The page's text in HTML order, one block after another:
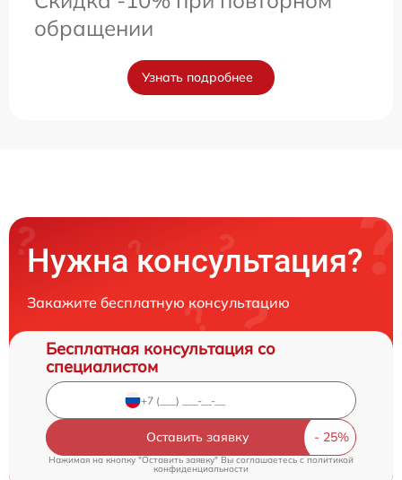
обращении
Узнать подробнее
Нужна консультация?
Закажите бесплатную консультацию
Бесплатная консультация со
специалистом
Оставить заявку
Нажимая на кнопку "Оставить заявку" Вы соглашаетесь cполитикой
конфиденциальности